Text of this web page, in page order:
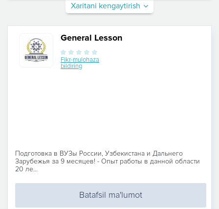
Xaritani kengaytirish
General Lesson
Fikr-mulohaza
bildiring
Подготовка в ВУЗы России, Узбекистана и Дальнего
Зарубежья за 9 месяцев! - Опыт работы в данной области
20 ле...
Batafsil ma'lumot